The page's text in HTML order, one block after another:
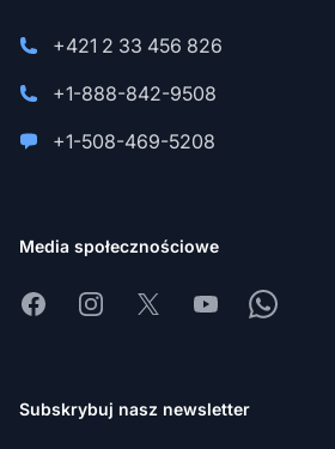
+421 2 33 456 826
+1-888-842-9508
+1-508-469-5208
Media społecznościowe
FacebookInstagram
X YoutubeWhatsapp
Subskrybuj nasz newsletter